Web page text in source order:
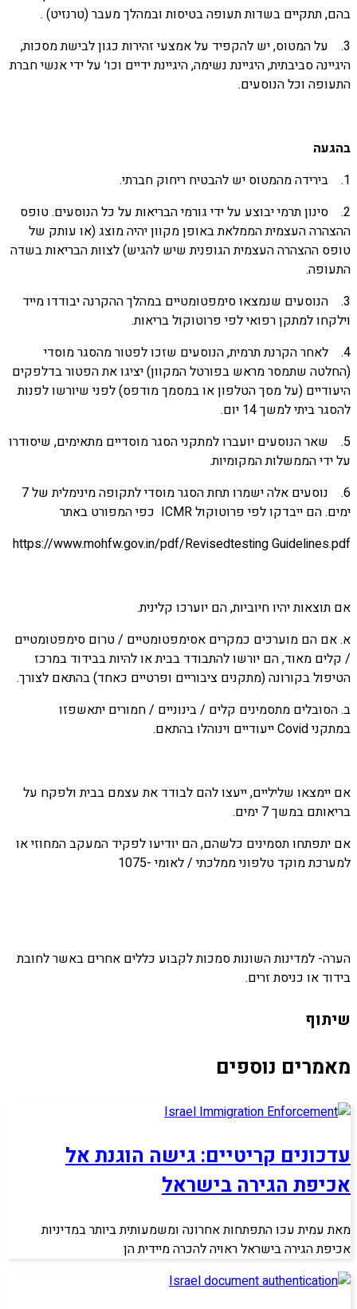
בהם, תתקיים בשדות תעופה בטיסות ובמהלך מעבר (טרנזיט) .
3. על המטוס, יש להקפיד על אמצעי זהירות כגון לבישת מסכות,
היגיינה סביבתית, היגיינת נשימה, היגיינת ידיים וכו׳ על ידי אנשי חברת
התעופה וכל הנוסעים.
בהגעה
1. בירידה מהמטוס יש להבטיח ריחוק חברתי.
2. סינון תרמי יבוצע על ידי גורמי הבריאות על כל הנוסעים. טופס
ההצהרה העצמית הממלאת באופן מקוון יהיה מוצג (או עותק של
טופס ההצהרה העצמית הגופנית שיש להגיש) לצוות הבריאות בשדה
התעופה.
3. הנוסעים שנמצאו סימפטומטיים במהלך ההקרנה יבודדו מייד
וילקחו למתקן רפואי לפי פרוטוקול בריאות.
4. לאחר הקרנת תרמית, הנוסעים שזכו לפטור מהסגר מוסדי
(החלטה שתמסר מראש בפורטל המקוון) יציגו את הפטור בדלפקים
היעודיים (על מסך הטלפון או במסמך מודפס) לפני שיורשו לפנות
להסגר ביתי למשך 14 יום.
5. שאר הנוסעים יועברו למתקני הסגר מוסדיים מתאימים, שיסודרו
על ידי הממשלות המקומיות.
6. נוסעים אלה ישמרו תחת הסגר מוסדי לתקופה מינימלית של 7
ימים. הם ייבדקו לפי פרוטוקול ICMR כפי המפורט באתר
https://www.mohfw.gov.in/pdf/Revisedtesting Guidelines.pdf
אם תוצאות יהיו חיוביות, הם יוערכו קלינית.
א. אם הם מוערכים כמקרים אסימפטומטיים / טרום סימפטומטיים
/ קלים מאוד, הם יורשו להתבודד בבית או להיות בבידוד במרכז
הטיפול בקורונה (מתקנים ציבוריים ופרטיים כאחד) בהתאם לצורך.
ב. הסובלים מתסמינים קלים / בינוניים / חמורים יתאשפזו
במתקני Covid ייעודיים וינוהלו בהתאם.
אם יימצאו שליליים, ייעצו להם לבודד את עצמם בבית ולפקח על
בריאותם במשך 7 ימים.
אם יתפתחו תסמינים כלשהם, הם יודיעו לפקיד המעקב המחוזי או
למערכת מוקד טלפוני ממלכתי / לאומי -1075
הערה- למדינות השונות סמכות לקבוע כללים אחרים באשר לחובת
בידוד או כניסת זרים.
שיתוף
מאמרים נוספים
עדכונים קריטיים: גישה הוגנת אל
אכיפת הגירה בישראל
מאת עמית עכו התפתחות אחרונה ומשמעותית ביותר במדיניות
אכיפת הגירה בישראל ראויה להכרה מיידית הן